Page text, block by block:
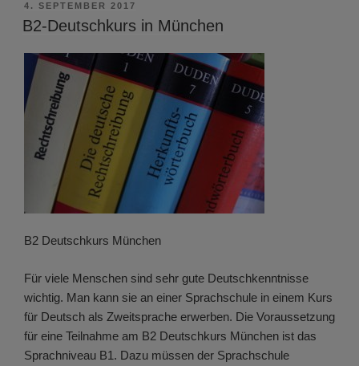
VERÖFFENTLICHT
AM
4. SEPTEMBER 2017
B2-Deutschkurs in München
B2 Deutschkurs München
Für viele Menschen sind sehr gute Deutschkenntnisse
wichtig. Man kann sie an einer Sprachschule in einem Kurs
für Deutsch als Zweitsprache erwerben. Die Voraussetzung
für eine Teilnahme am B2 Deutschkurs München ist das
Sprachniveau B1. Dazu müssen der Sprachschule